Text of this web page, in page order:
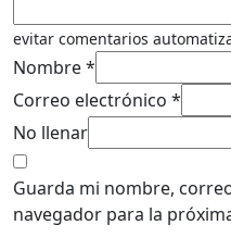
evitar comentarios
Nombre *
Correo electrónico *
No llenar
Guarda mi nombre,
navegador para la